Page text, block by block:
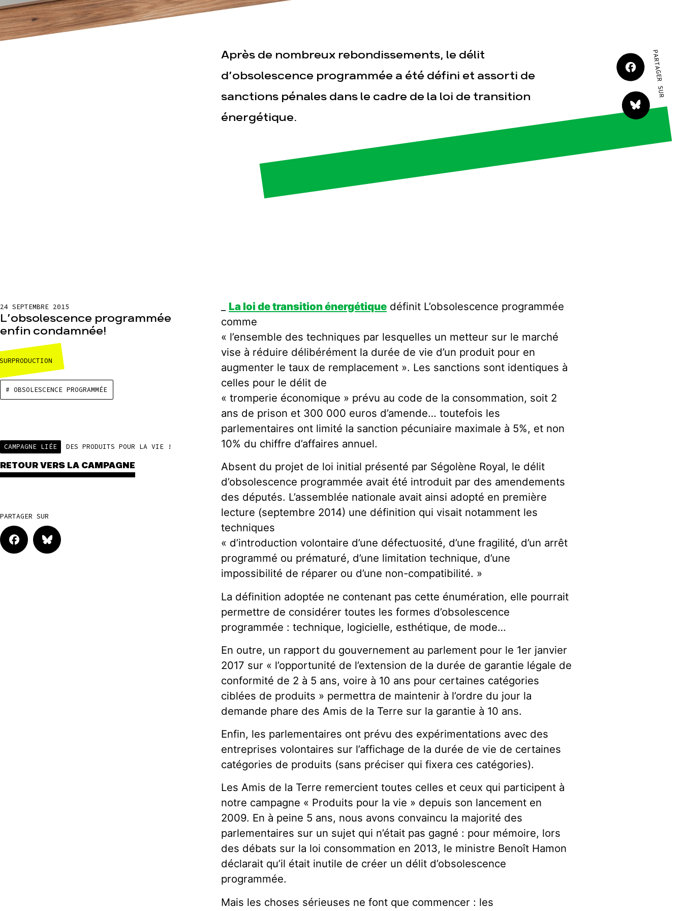
Espace presse Publications Contact
Après de nombreux rebondissements, le délit
d’obsolescence programmée a été défini et assorti de
sanctions pénales dans le cadre de la loi de transition
énergétique.
PARTAGER SUR
24 SEPTEMBRE 2015
L’obsolescence programmée
enfin condamnée!
# OBSOLESCENCE PROGRAMMÉE
CAMPAGNE LIÉE DES PRODUITS POUR LA VIE !
RETOUR VERS LA CAMPAGNE
PARTAGER SUR
La loi de transition énergétique définit L’obsolescence programmée
comme
« l’ensemble des techniques par lesquelles un metteur sur le marché
vise à réduire délibérément la durée de vie d’un produit pour en
augmenter le taux de remplacement ». Les sanctions sont identiques à
celles pour le délit de
« tromperie économique » prévu au code de la consommation, soit 2
ans de prison et 300 000 euros d’amende… toutefois les
parlementaires ont limité la sanction pécuniaire maximale à 5%, et non
10% du chiffre d’affaires annuel.
Absent du projet de loi initial présenté par Ségolène Royal, le délit
d’obsolescence programmée avait été introduit par des amendements
des députés. L’assemblée nationale avait ainsi adopté en première
lecture (septembre 2014) une définition qui visait notamment les
techniques
« d’introduction volontaire d’une défectuosité, d’une fragilité, d’un arrêt
programmé ou prématuré, d’une limitation technique, d’une
impossibilité de réparer ou d’une non-compatibilité. »
La définition adoptée ne contenant pas cette énumération, elle pourrait
permettre de considérer toutes les formes d’obsolescence
programmée : technique, logicielle, esthétique, de mode…
En outre, un rapport du gouvernement au parlement pour le 1er janvier
2017 sur « l’opportunité de l’extension de la durée de garantie légale de
conformité de 2 à 5 ans, voire à 10 ans pour certaines catégories
ciblées de produits » permettra de maintenir à l’ordre du jour la
demande phare des Amis de la Terre sur la garantie à 10 ans.
Enfin, les parlementaires ont prévu des expérimentations avec des
entreprises volontaires sur l’affichage de la durée de vie de certaines
catégories de produits (sans préciser qui fixera ces catégories).
Les Amis de la Terre remercient toutes celles et ceux qui participent à
notre campagne « Produits pour la vie » depuis son lancement en
2009. En à peine 5 ans, nous avons convaincu la majorité des
parlementaires sur un sujet qui n’était pas gagné : pour mémoire, lors
des débats sur la loi consommation en 2013, le ministre Benoît Hamon
déclarait qu’il était inutile de créer un délit d’obsolescence
programmée.
Mais les choses sérieuses ne font que commencer : les